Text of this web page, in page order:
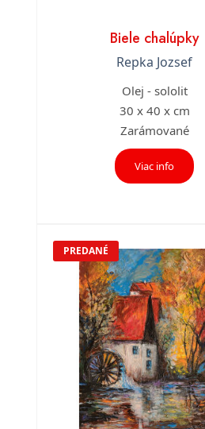
Biele chalúpky
Repka Jozsef
Olej - sololit
30 x 40 x cm
Zarámované
Viac info
PREDANÉ